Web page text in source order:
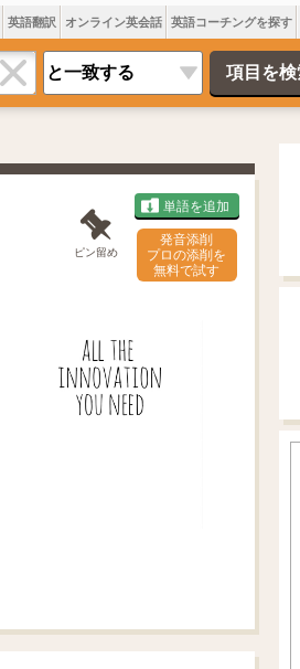
英語翻訳 オンライン英会話 英語コーチングを探す
ピン留め
単語を追加
発音添削
プロの添削を
無料で試す